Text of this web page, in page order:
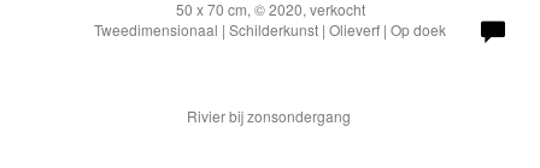
50 x 70 cm, © 2020, verkocht
Tweedimensionaal | Schilderkunst | Olieverf | Op doek
Rivier bij zonsondergang